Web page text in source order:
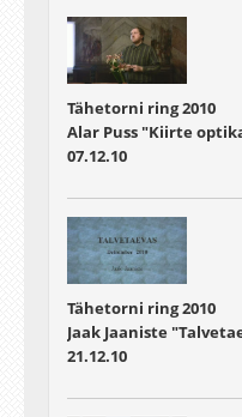
Tähetorni ring 2010
Alar Puss "Kiirte
07.12.10
Tähetorni ring 2010
Jaak Jaaniste
21.12.10